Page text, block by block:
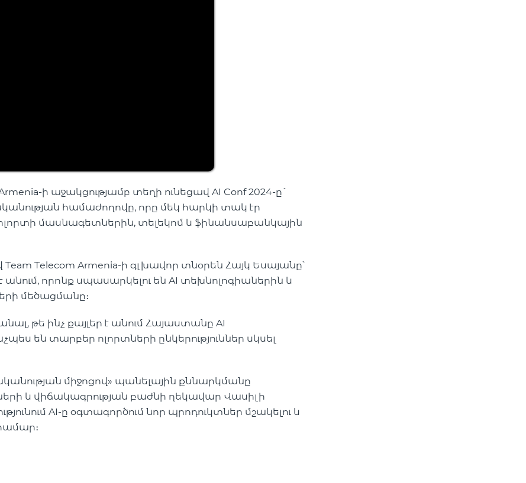
ի աջակցությամբ տեղի ունեցավ AI Conf 2024-ը`
համաժողովը, որը մեկ հարկի տակ էր
մասնագետներին, տելեկոմ և ֆինանսաբանկային
Telecom Armenia-ի գլխավոր տնօրեն Հայկ Եսայանը՝
է անում, որոնք սպասարկելու են AI տեխնոլոգիաներին և
մեծացմանը։
թե ինչ քայլեր է անում Հայաստանը AI
են տարբեր ոլորտների ընկերություններ սկսել
միջոցով» պանելային քննարկմանը
և վիճակագրության բաժնի ղեկավար Վասիլի
AI-ը օգտագործում նոր պրոդուկտներ մշակելու և